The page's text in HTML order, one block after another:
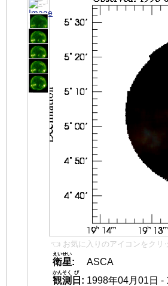
👈 お気に入りのアイコンをクリ
衛星
えいせい
:
ASCA
観測
かんそく
日
び
: 1998年04月01日 -